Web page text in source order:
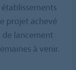
projet achevé
lancement
à venir.